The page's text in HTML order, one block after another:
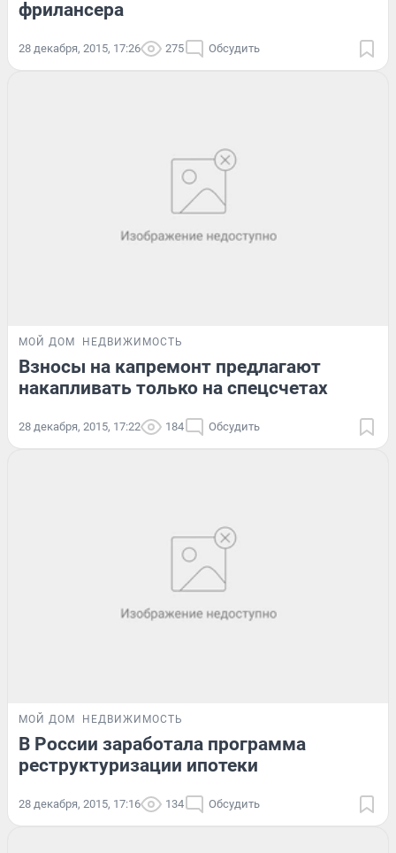
фрилансера
28 декабря, 2015, 17:26 275 Обсудить
МОЙ ДОМ НЕДВИЖИМОСТЬ
Взносы на капремонт предлагают
накапливать только на спецсчетах
28 декабря, 2015, 17:22 184 Обсудить
МОЙ ДОМ НЕДВИЖИМОСТЬ
В России заработала программа
реструктуризации ипотеки
28 декабря, 2015, 17:16 134 Обсудить